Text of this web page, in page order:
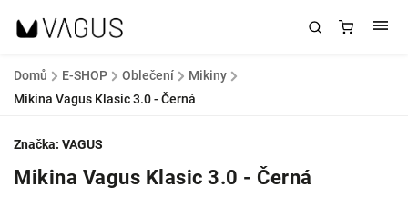
Domů / E-SHOP / Oblečení / Mikiny /
Mikina Vagus Klasic 3.0 - Černá
Mikina Vagus Klasic 3.0 - Černá
Značka: VAGUS